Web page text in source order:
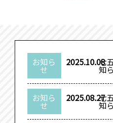
お知ら
せ
2025.10.08
七
知
お知ら
せ
2025.08.27
七
知